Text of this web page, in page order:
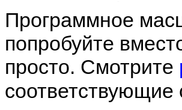
Программное
попробуйте
просто. Смотрите